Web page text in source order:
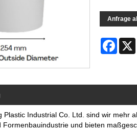
Anfrage
Plastic Industrial Co. Ltd. sind wir
Formenbauindustrie und bieten